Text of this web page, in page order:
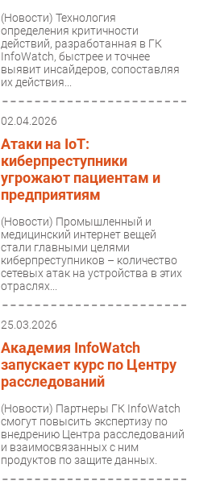
(Новости) Технология
определения критичности
действий, разработанная в ГК
InfoWatch, быстрее и точнее
выявит инсайдеров, сопоставляя
их действия...
02.04.2026
Атаки на IoT:
киберпреступники
угрожают пациентам и
предприятиям
(Новости) Промышленный и
медицинский интернет вещей
стали главными целями
киберпреступников – количество
сетевых атак на устройства в этих
отраслях...
25.03.2026
Академия InfoWatch
запускает курс по Центру
расследований
(Новости) Партнеры ГК InfoWatch
смогут повысить экспертизу по
внедрению Центра расследований
и взаимосвязанных с ним
продуктов по защите данных.